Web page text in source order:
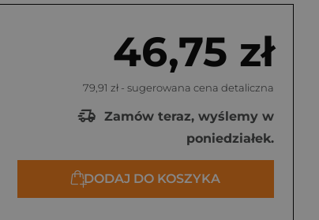
46,75 zł
79,91 zł - sugerowana cena detaliczna
Zamów teraz, wyślemy w
poniedziałek.
DODAJ DO KOSZYKA